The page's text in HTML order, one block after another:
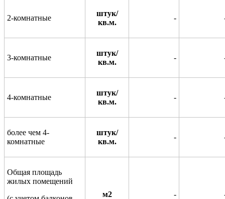
2-комнатные
штук/
кв.м.
-
3-комнатные
штук/
кв.м.
-
4-комнатные
штук/
кв.м.
-
более чем 4-
комнатные
штук/
кв.м.
-
Общая площадь
жилых помещений
м2 -